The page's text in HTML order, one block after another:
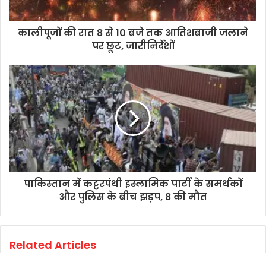
कालीपूजों की रात 8 से 10 बजे तक आतिशबाजी जलाने
पर छूट, जारीनिर्देशों
पाकिस्तान में कट्टरपंथी इस्लामिक पार्टी के समर्थकों
और पुलिस के बीच झड़प, 8 की मौत
Related Articles